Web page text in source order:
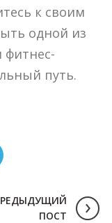
к своим
одной из
путь.
ПОСТ